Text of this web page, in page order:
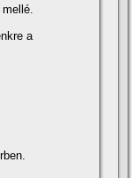
a